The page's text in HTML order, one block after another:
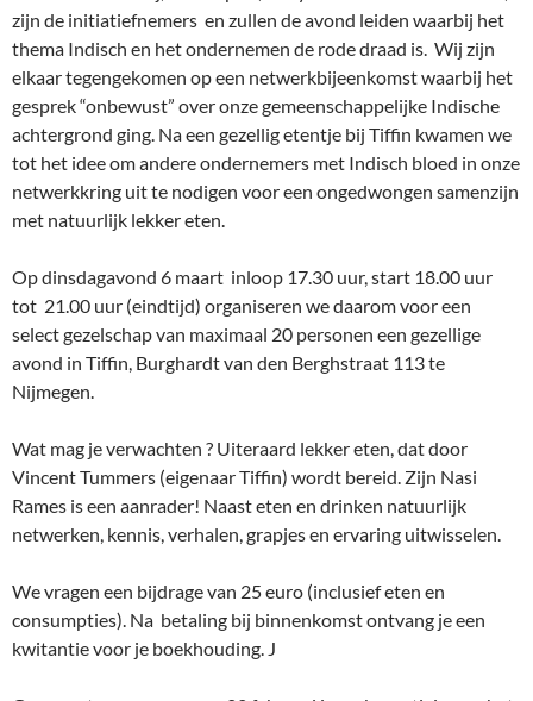
zijn de initiatiefnemers en zullen de avond leiden waarbij het
thema Indisch en het ondernemen de rode draad is. Wij zijn
elkaar tegengekomen op een netwerkbijeenkomst waarbij het
gesprek “onbewust” over onze gemeenschappelijke Indische
achtergrond ging. Na een gezellig etentje bij Tiffin kwamen we
tot het idee om andere ondernemers met Indisch bloed in onze
netwerkkring uit te nodigen voor een ongedwongen samenzijn
met natuurlijk lekker eten.
Op dinsdagavond 6 maart inloop 17.30 uur, start 18.00 uur
tot 21.00 uur (eindtijd) organiseren we daarom voor een
select gezelschap van maximaal 20 personen een gezellige
avond in Tiffin, Burghardt van den Berghstraat 113 te
Nijmegen.
Wat mag je verwachten ? Uiteraard lekker eten, dat door
Vincent Tummers (eigenaar Tiffin) wordt bereid. Zijn Nasi
Rames is een aanrader! Naast eten en drinken natuurlijk
netwerken, kennis, verhalen, grapjes en ervaring uitwisselen.
We vragen een bijdrage van 25 euro (inclusief eten en
consumpties). Na betaling bij binnenkomst ontvang je een
kwitantie voor je boekhouding. J